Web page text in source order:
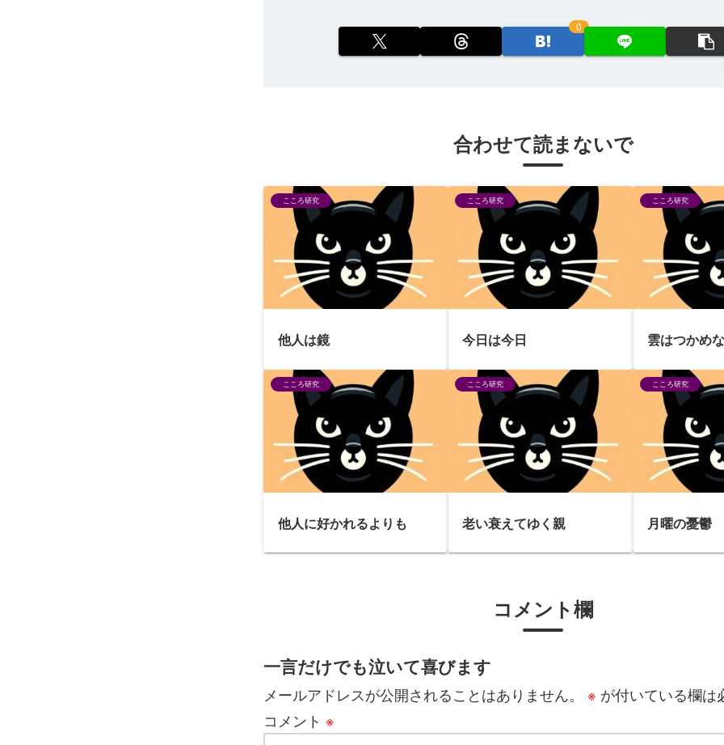
0
合わせて読まないで
こころ研究
他人は鏡
こころ研究
今日は今日
こころ研究
雲はつかめ
こころ研究
他人に好かれるよりも
こころ研究
老い衰えてゆく親
こころ研究
月曜の憂鬱
コメント欄
一言だけでも泣いて喜びます
メールアドレスが公開されることはありません。 ※ が付いている欄は
コメント ※